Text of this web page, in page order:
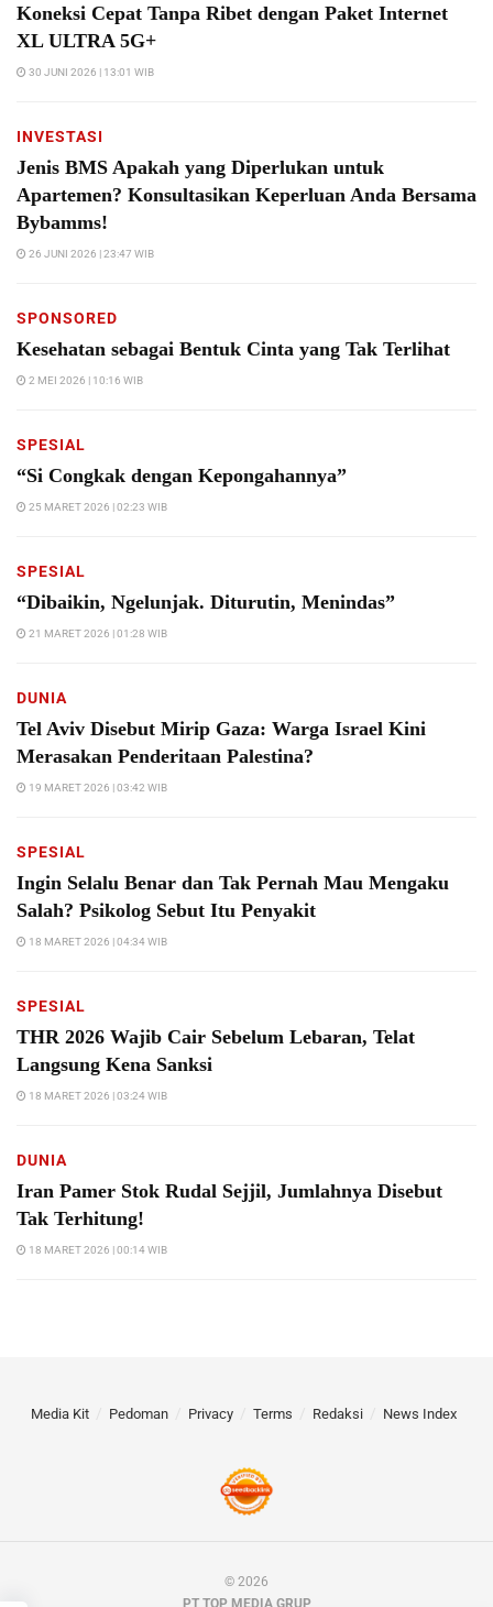
Koneksi Cepat Tanpa Ribet dengan Paket Internet
XL ULTRA 5G+
30 JUNI 2026 | 13:01 WIB
INVESTASI
Jenis BMS Apakah yang Diperlukan untuk
Apartemen? Konsultasikan Keperluan Anda Bersama
Bybamms!
26 JUNI 2026 | 23:47 WIB
SPONSORED
Kesehatan sebagai Bentuk Cinta yang Tak Terlihat
2 MEI 2026 | 10:16 WIB
SPESIAL
“Si Congkak dengan Kepongahannya”
25 MARET 2026 | 02:23 WIB
SPESIAL
“Dibaikin, Ngelunjak. Diturutin, Menindas”
21 MARET 2026 | 01:28 WIB
DUNIA
Tel Aviv Disebut Mirip Gaza: Warga Israel Kini
Merasakan Penderitaan Palestina?
19 MARET 2026 | 03:42 WIB
SPESIAL
Ingin Selalu Benar dan Tak Pernah Mau Mengaku
Salah? Psikolog Sebut Itu Penyakit
18 MARET 2026 | 04:34 WIB
SPESIAL
THR 2026 Wajib Cair Sebelum Lebaran, Telat
Langsung Kena Sanksi
18 MARET 2026 | 03:24 WIB
DUNIA
Iran Pamer Stok Rudal Sejjil, Jumlahnya Disebut
Tak Terhitung!
18 MARET 2026 | 00:14 WIB
Media Kit Pedoman Privacy Terms Redaksi News Index
© 2026
PT TOP MEDIA GRUP